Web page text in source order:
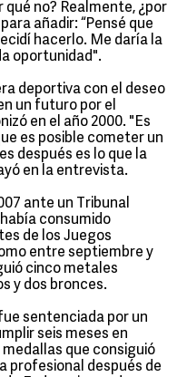
qué no? Realmente, ¿por
añadir: “Pensé que
hacerlo. Me daría la
oportunidad".
deportiva con el deseo
un futuro por el
en el año 2000. "Es
es posible cometer un
después es lo que la
en la entrevista.
ante un Tribunal
consumido
de los Juegos
entre septiembre y
cinco metales
y dos bronces.
sentenciada por un
seis meses en
que consiguió
profesional después de